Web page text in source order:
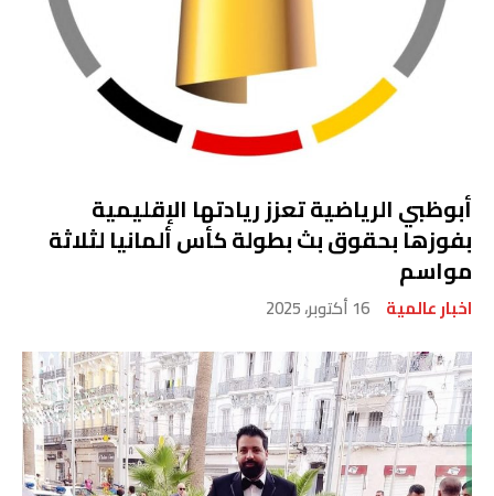
أبوظبي الرياضية تعزز ريادتها الإقليمية
بفوزها بحقوق بث بطولة كأس ألمانيا لثلاثة
مواسم
اخبار عالمية 16 أكتوبر، 2025